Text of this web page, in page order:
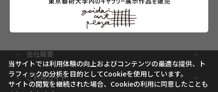
会社概要
ご利用ガイド
当サイトでは利用体験の向上およびコンテンツの最適な提供、ト
ラフィックの分析を目的としてCookieを使用しています。
サイトの閲覧を継続された場合、Cookieの利用に同意したことも